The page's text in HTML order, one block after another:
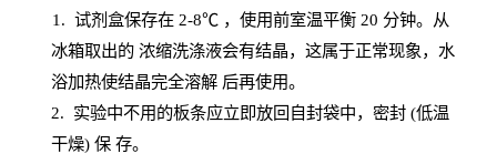
1. 试剂盒保存在 2-8℃ ，使用前室温平衡 20 分钟。从
冰箱取出的 浓缩洗涤液会有结晶，这属于正常现象，水
浴加热使结晶完全溶解 后再使用。
2. 实验中不用的板条应立即放回自封袋中，密封(低温
干燥) 保 存。